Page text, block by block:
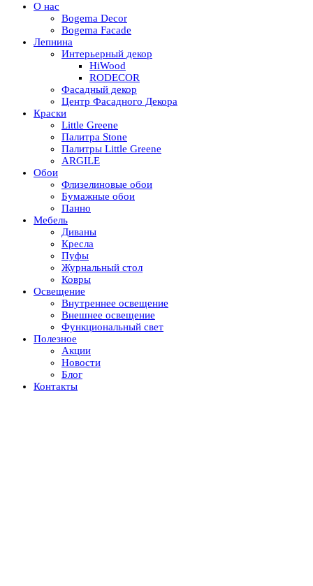
О нас
Bogema Decor
Bogema Facade
Лепнина
Интерьерный декор
HiWood
RODECOR
Фасадный декор
Центр Фасадного Декора
Краски
Little Greene
Палитра Stone
Палитры Little Greene
ARGILE
Обои
Флизелиновые обои
Бумажные обои
Панно
Мебель
Диваны
Кресла
Пуфы
Журнальный стол
Ковры
Освещение
Внутреннее освещение
Внешнее освещение
Функциональный свет
Полезное
Акции
Новости
Блог
Контакты